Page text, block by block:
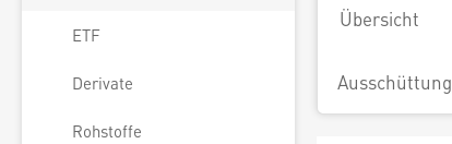
ETF
Derivate
Rohstoffe
Übersicht